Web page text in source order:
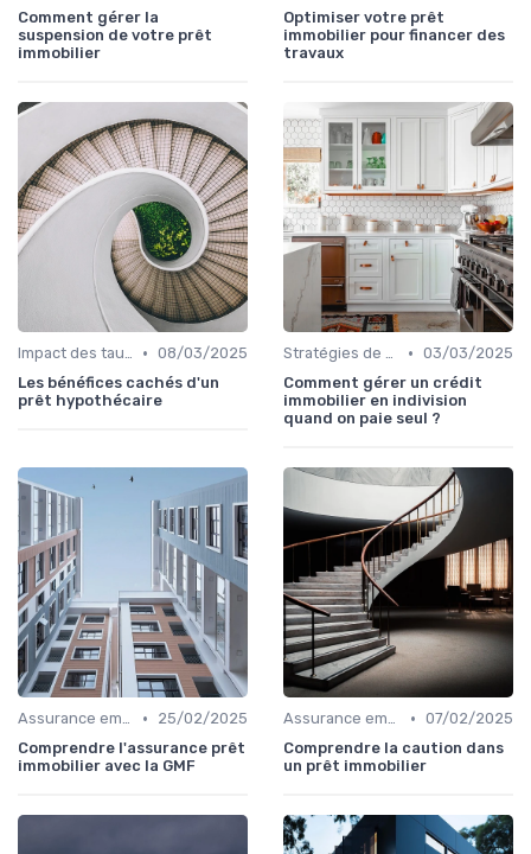
Comment gérer la
suspension de votre prêt
immobilier
Optimiser votre prêt
immobilier pour financer des
travaux
Impact des taux d'intérêt • 08/03/2025
Les bénéfices cachés d'un
prêt hypothécaire
Stratégies de remboursement • 03/03/2025
Comment gérer un crédit
immobilier en indivision
quand on paie seul ?
Assurance emprunteur •
25/02/2025
Comprendre l'assurance prêt
immobilier avec la GMF
Assurance emprunteur • 07/02/2025
Comprendre la caution dans
un prêt immobilier